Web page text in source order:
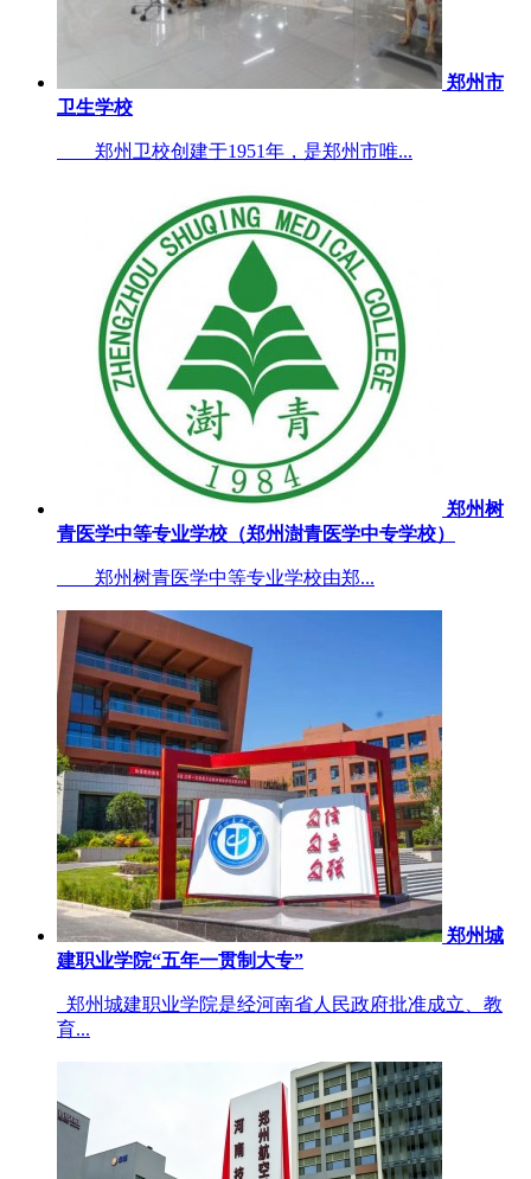
郑州市
卫生学校
郑州卫校创建于1951年，是郑州市唯...
郑州树
青医学中等专业学校（郑州澍青医学中专学校）
郑州树青医学中等专业学校由郑...
郑州城
建职业学院“五年一贯制大专”
郑州城建职业学院是经河南省人民政府批准成立、教
育...